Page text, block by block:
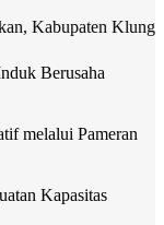
Klungkung.
Berusaha
melalui Pameran
Kapasitas